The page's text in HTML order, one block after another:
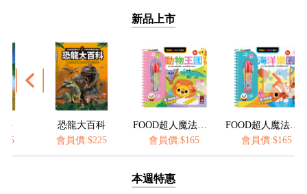
新品上市
恐龍大百科
會員價:$225
FOOD超人魔法水畫筆-動物王國
會員價:$165
FOOD超人魔法水畫筆-海洋樂園
會員價:$165
會員
本週特惠